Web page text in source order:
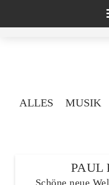
ALLES MUSIK
PAUL
Schöne neue